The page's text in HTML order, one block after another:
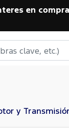
en
y